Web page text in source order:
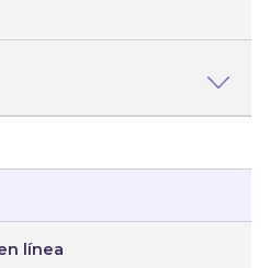
línea